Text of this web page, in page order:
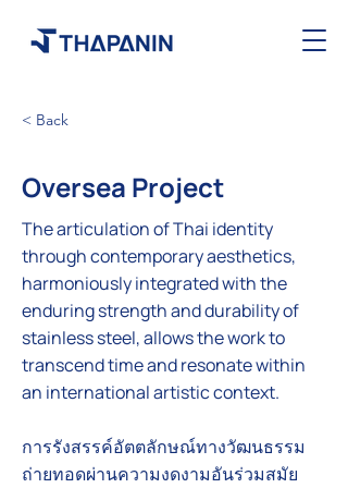
< Back
Oversea Project
The articulation of Thai identity
through contemporary aesthetics,
harmoniously integrated with the
enduring strength and durability of
stainless steel, allows the work to
transcend time and resonate within
an international artistic context.
การรังสรรค์อัตตลักษณ์ทางวัฒนธรรม
ถ่ายทอดผ่านความงดงามอันร่วมสมัย